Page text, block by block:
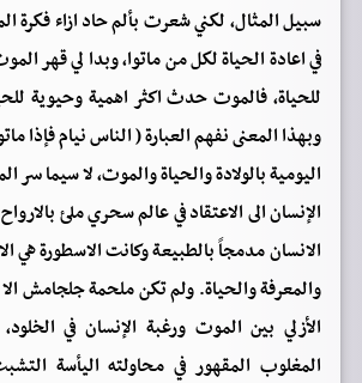
سبيل المثال، لكني شعرت بألم حاد ازاء فكرة
في اعادة الحياة لكل من ماتوا، وبدا لي قهر
للحياة، فالموت حدث اكثر اهمية وحيوية
وبهذا المعنى نفهم العبارة ( الناس نيام فإذا
اليومية بالولادة والحياة والموت، لا سيما
الإنسان الى الاعتقاد في عالم سحري ملئ
الانسان مدمجاً بالطبيعة وكانت الاسطورة هي
والمعرفة والحياة. ولم تكن ملحمة جلجامش الا
الأزلي بين الموت ورغبة الإنسان في
المغلوب المقهور في محاولته اليأسة